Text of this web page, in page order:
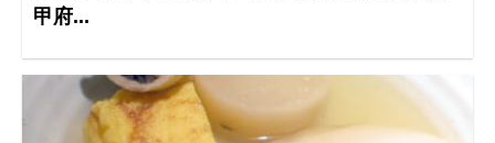
甲府...